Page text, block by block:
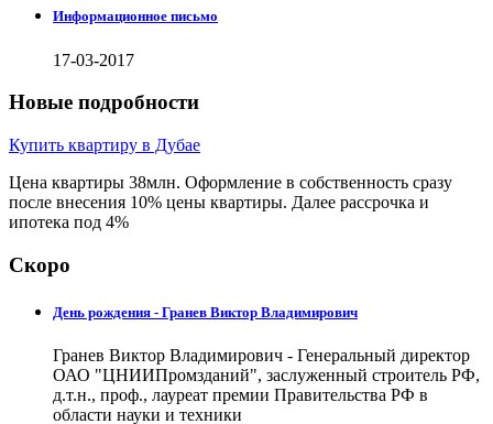
Информационное письмо
17-03-2017
Новые подробности
Купить квартиру в Дубае
Цена квартиры 38млн. Оформление в собственность сразу
после внесения 10% цены квартиры. Далее рассрочка и
ипотека под 4%
Скоро
День рождения - Гранев Виктор Владимирович
Гранев Виктор Владимирович - Генеральный директор
ОАО "ЦНИИПромзданий", заслуженный строитель РФ,
д.т.н., проф., лауреат премии Правительства РФ в
области науки и техники